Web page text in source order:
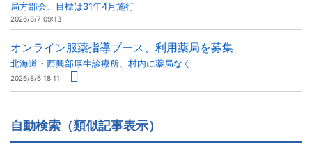
局方部会、目標は31年4月施行
2026/8/7 09:13
オンライン服薬指導ブース、利用薬局を募集
北海道・西興部厚生診療所、村内に薬局なく
2026/8/6 18:11
自動検索（類似記事表示）